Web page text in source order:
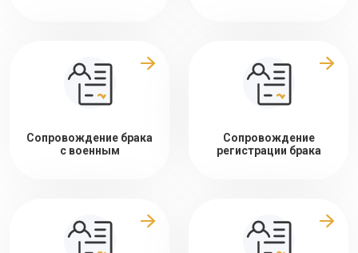
Сопровождение брака
с военным
Сопровождение
регистрации брака